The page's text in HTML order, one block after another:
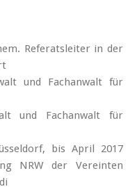
Referatsleiter in der
und Fachanwalt für
und Fachanwalt für
bis April 2017
NRW der Vereinten